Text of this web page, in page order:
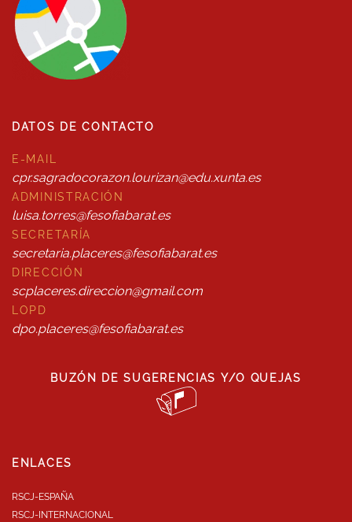
DATOS DE CONTACTO
E-MAIL
cpr.sagradocorazon.lourizan@edu.xunta.es
ADMINISTRACIÓN
luisa.torres@fesofiabarat.es
SECRETARÍA
secretaria.placeres@fesofiabarat.es
DIRECCIÓN
scplaceres.direccion@gmail.com
LOPD
dpo.placeres@fesofiabarat.es
BUZÓN DE SUGERENCIAS Y/O QUEJAS
ENLACES
RSCJ-ESPAÑA
RSCJ-INTERNACIONAL